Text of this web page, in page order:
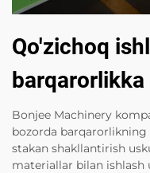
Qo'zichoq
Bonjee Machinery
bozorda
stakan shakllantirish
materiallar bilan